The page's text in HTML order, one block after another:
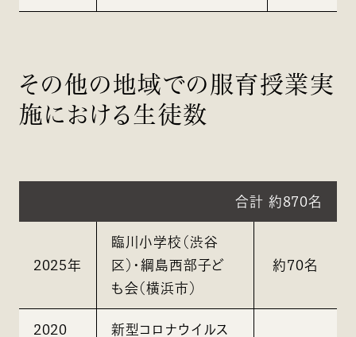
その他の地域での服育授業実
施における生徒数
合計 約870名
2025年
臨川小学校（渋谷
区）・綱島西部子ど
も会（横浜市）
約70名
2020
新型コロナウイルス